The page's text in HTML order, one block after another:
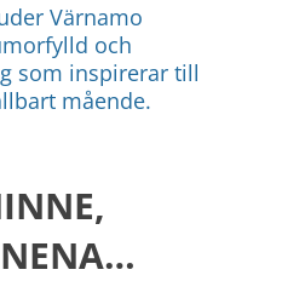
Värnamo
och
som inspirerar till
mående.